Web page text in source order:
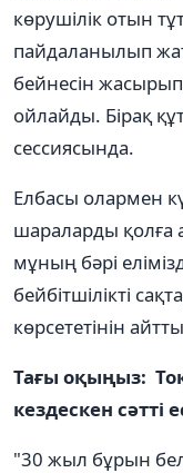
көрушілік отын
пайдаланылып
бейнесін
ойлайды. Бірақ
сессиясында.
Елбасы олармен
шараларды қолға
мұның бәрі
бейбітшілікті
көрсететінін
Тағы оқыңыз:
кездескен cәтті
"30 жыл бұрын